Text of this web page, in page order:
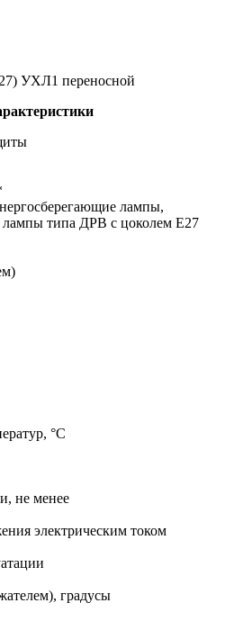
УХЛ1 переносной
лампы,
типа ДРВ с цоколем Е27
°С
не менее
электрическим током
градусы